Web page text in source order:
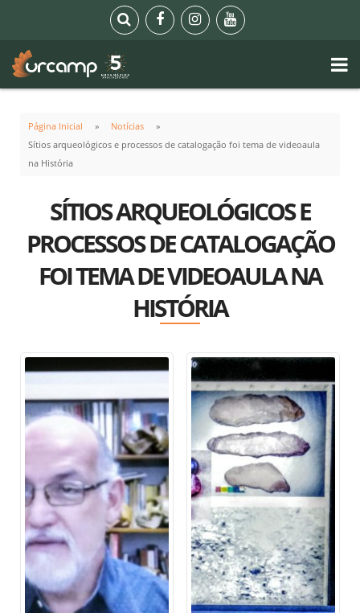
Página Inicial
Notícias
Sítios arqueológicos e processos de catalogação foi tema de videoaula
na História
SÍTIOS ARQUEOLÓGICOS E
PROCESSOS DE CATALOGAÇÃO
FOI TEMA DE VIDEOAULA NA
HISTÓRIA